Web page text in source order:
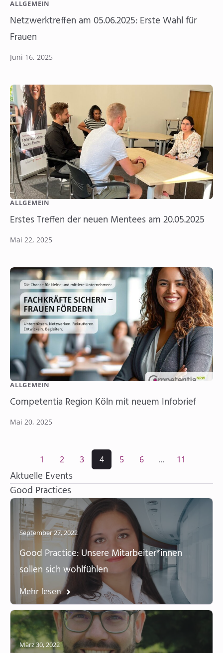
Netzwerktreffen am 05.06.2025: Erste Wahl für
Frauen
Juni 16, 2025
ALLGEMEIN
Erstes Treffen der neuen Mentees am 20.05.2025
Mai 22, 2025
ALLGEMEIN
Competentia Region Köln mit neuem Infobrief
Mai 20, 2025
ALLGEMEIN
1 2 3 4 5 6 … 11
Aktuelle Events
Good Practices
Good Practice: Unsere Mitarbeiter*innen
sollen sich wohlfühlen
September 27, 2022
Mehr lesen
März 30, 2022